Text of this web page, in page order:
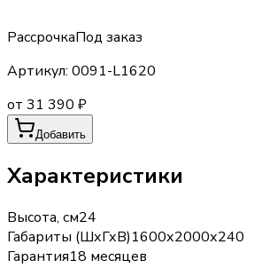
РассрочкаПод заказ
Артикул: 0091-L1620
от 31 390 ₽
Добавить
Характеристики
Высота, см24
Габариты (ШхГхВ)1600х2000х240
Гарантия18 месяцев